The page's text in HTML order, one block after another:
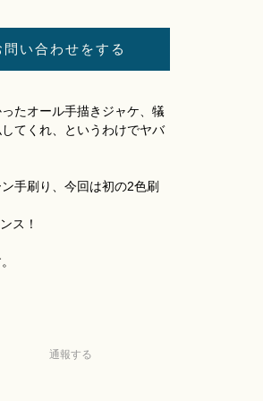
い合わせをする
たオール手描きジャケ、犠
てくれ、というわけでヤバ
手刷り、今回は初の2色刷
ス！
通報する